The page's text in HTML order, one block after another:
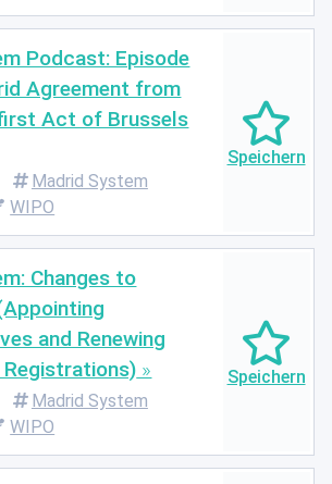
Podcast: Episode
Agreement from
Act of Brussels
Madrid System
WIPO
Changes to
and Renewing
Madrid System
WIPO